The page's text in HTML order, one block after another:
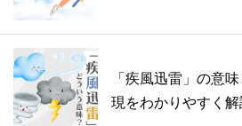
「疾風迅雷」の意
現をわかりやすく解